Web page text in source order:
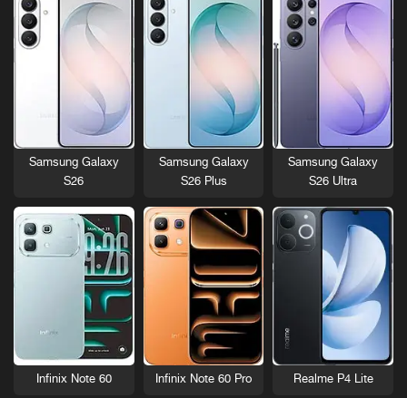
Samsung Galaxy
S26 Ultra
Samsung Galaxy
S26 Plus
Samsung Galaxy
S26
Realme P4 Lite
Infinix Note 60 Pro
Infinix Note 60